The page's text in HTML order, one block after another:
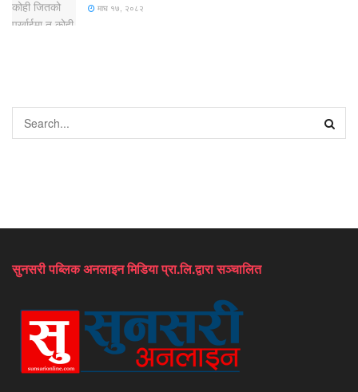
माघ १७, २०८२
सुनसरी पब्लिक अनलाइन मिडिया प्रा.लि.द्वारा सञ्चालित